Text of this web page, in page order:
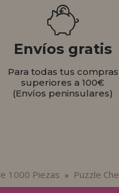
Envíos gratis
Para todas tus compras
superiores a 100€
(Envíos peninsulares)
1000 Piezas » Puzzle